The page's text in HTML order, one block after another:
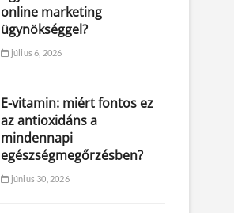
online marketing
ügynökséggel?
július 6, 2026
E-vitamin: miért fontos ez
az antioxidáns a
mindennapi
egészségmegőrzésben?
június 30, 2026